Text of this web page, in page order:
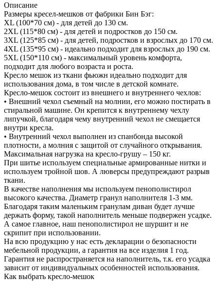
Описание
Размеры кресел-мешков от фабрики Бин Бэг:
XL (100*70 см) - для детей до 130 см.
2XL (115*80 см) - для детей и подростков до 150 см.
3XL (125*85 см) - для детей, подростков и взрослых до 170 см.
4XL (135*95 см) - идеально подходит для взрослых до 190 см.
5XL (150*110 см) - максимальный уровень комфорта,
подходит для любого возраста и роста.
Кресло мешок из ткани фьюжн идеально подходит для
использования дома, в том числе в детской комнате.
Кресло-мешок состоит из внешнего и внутреннего чехлов:
• Внешний чехол съемный на молнии, его можно постирать в
стиральной машине. Он крепится к внутреннему чехлу
липучкой, благодаря чему внутренний чехол не смещается
внутри кресла.
• Внутренний чехол выполнен из спанбонда высокой
плотности, а молния с защитой от случайного открывания.
Максимальная нагрузка на кресло-грушу – 150 кг.
При шитье используем специальные армированные нитки и
используем тройной шов. А люверсы предупреждают разрыв
ткани.
В качестве наполнения мы используем пенополистирол
высокого качества. Диаметр гранул наполнителя 1-3 мм.
Благодаря таким маленьким гранулам диван будет лучше
держать форму, такой наполнитель меньше подвержен усадке.
А самое главное, наш пенополистирол не шуршит и не
скрипит при использовании.
На всю продукцию у нас есть декларации о безопасности
мебельной продукции, а гарантия на все изделия 1 год.
Гарантия не распространяется на наполнитель, т.к. его усадка
зависит от индивидуальных особенностей использования.
Как выбрать кресло-мешок